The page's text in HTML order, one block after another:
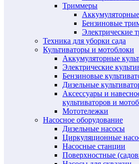
Триммеры
Бензиновые
Электрические
Техника для уборки сада
Культиваторы и мотоблоки
Аккумуляторные
Электрические
Бензиновые
Дизельные
Аксессуары и
культиваторов и
Мототележки
Насосное оборудование
Дизельные насосы
Циркуляционные
Насосные станции
Поверхностные